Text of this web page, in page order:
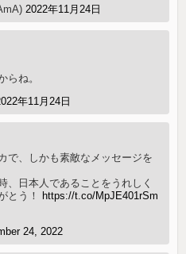
2022年11月24日
らね。
年11月24日
で、しかも素敵なメッセージを
、日本人であることをうれしく
とう！ https://t.co/MpJE401rSm
24, 2022